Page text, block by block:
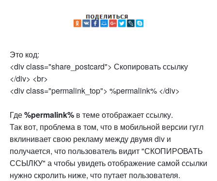
Это код:
<div class="share_postcard"> Скопировать ссылку
</div> <br>
<div class="permalink_top"> %permalink% </div>
Где%permalink% в теме отображает ссылку.
Так вот, проблема в том, что в мобильной версии гугл
вклинивает свою рекламу между двумя div и
получается, что пользователь видит "СКОПИРОВАТЬ
ССЫЛКУ" а чтобы увидеть отображение самой ссылки
нужно скролить ниже, что путает пользователя.